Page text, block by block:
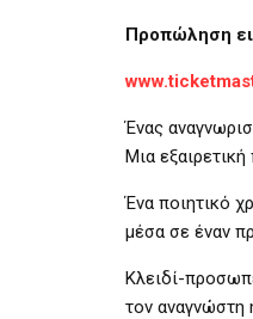
Προπώληση
Ένας
Μια
Ένα ποιητικό
μέσα σε έναν
Κλειδί-
τον αναγνώστη